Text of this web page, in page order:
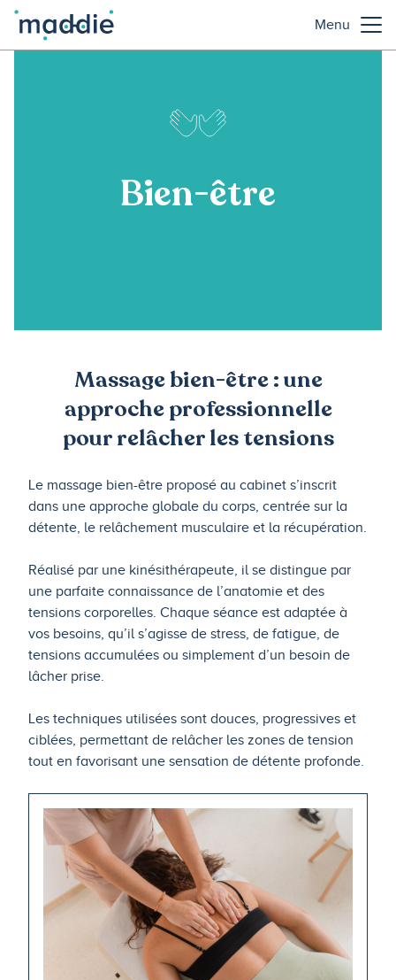
Menu
Bien-être
Massage bien-être : une
approche professionnelle
pour relâcher les tensions
Le massage bien-être proposé au cabinet s’inscrit
dans une approche globale du corps, centrée sur la
détente, le relâchement musculaire et la récupération.
Réalisé par une kinésithérapeute, il se distingue par
une parfaite connaissance de l’anatomie et des
tensions corporelles. Chaque séance est adaptée à
vos besoins, qu’il s’agisse de stress, de fatigue, de
tensions accumulées ou simplement d’un besoin de
lâcher prise.
Les techniques utilisées sont douces, progressives et
ciblées, permettant de relâcher les zones de tension
tout en favorisant une sensation de détente profonde.